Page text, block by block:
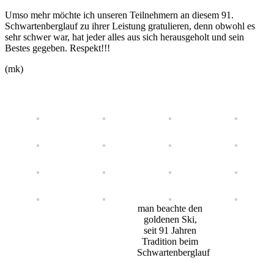
Umso mehr möchte ich unseren Teilnehmern an diesem 91.
Schwartenberglauf zu ihrer Leistung gratulieren, denn obwohl es
sehr schwer war, hat jeder alles aus sich herausgeholt und sein
Bestes gegeben. Respekt!!!
(mk)
man beachte den
goldenen Ski,
seit 91 Jahren
Tradition beim
Schwartenberglauf